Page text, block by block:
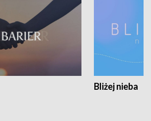
Bliżej nieba